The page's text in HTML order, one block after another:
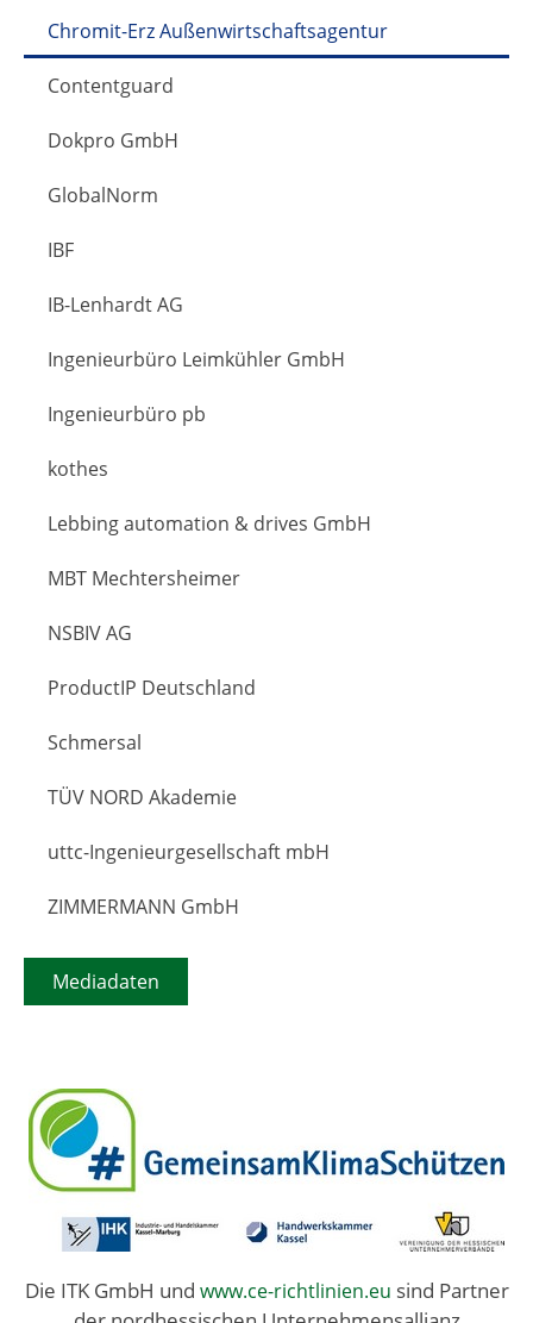
Chromit-Erz Außenwirtschaftsagentur
Contentguard
Dokpro GmbH
GlobalNorm
IBF
IB-Lenhardt AG
Ingenieurbüro Leimkühler GmbH
Ingenieurbüro pb
kothes
Lebbing automation & drives GmbH
MBT Mechtersheimer
NSBIV AG
ProductIP Deutschland
Schmersal
TÜV NORD Akademie
uttc-Ingenieurgesellschaft mbH
ZIMMERMANN GmbH
Mediadaten
Die ITK GmbH und www.ce-richtlinien.eu sind Partner